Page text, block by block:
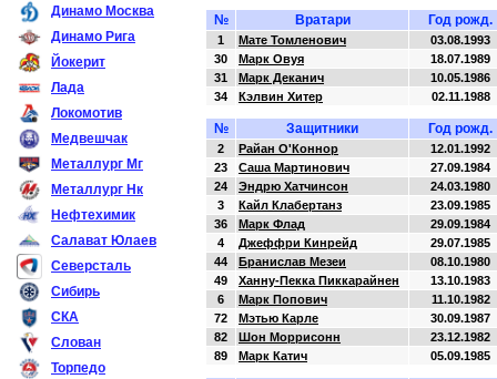
Динамо Москва
Динамо Рига
Йокерит
Лада
Локомотив
Медвешчак
Металлург Мг
Металлург Нк
Нефтехимик
Салават Юлаев
Северсталь
Сибирь
СКА
Слован
Торпедо
№ Вратари Год рожд.
1 Мате Томленович
03.08.1993
30
Марк Овуя
18.07.1989
31
Марк Деканич
10.05.1986
34
Кэлвин Хитер 02.11.1988
№ Защитники Год рожд.
2 Райан О'Коннор
12.01.1992
23
Саша Мартинович
27.09.1984
24
Эндрю Хатчинсон
24.03.1980
3
Кайл Клабертанз
23.09.1985
36
Марк Флад
29.09.1984
4
Джеффри Кинрейд
29.07.1985
44
Бранислав Мезеи
08.10.1980
49
Ханну-Пекка Пиккарайнен
13.10.1983
6
Марк Попович
11.10.1982
72
Мэтью Карле
30.09.1987
82
Шон Моррисонн
23.12.1982
89
Марк Катич 05.09.1985